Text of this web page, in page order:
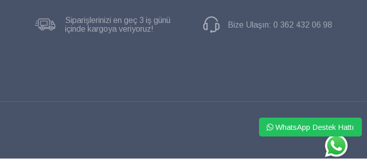
Siparişlerinizi en geç 3 iş günü
içinde kargoya veriyoruz!
Bize Ulaşın:0 362 432 06 98
WHATSAPP
WhatsApp Destek Hattı